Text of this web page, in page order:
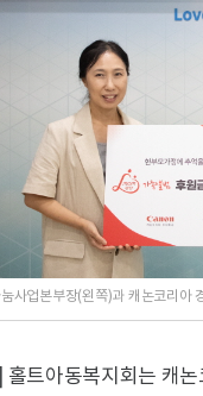
사업본부장(왼쪽)과 캐논코리아
홀트아동복지회는 캐